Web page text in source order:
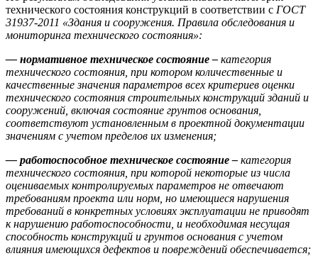
технического состояния конструкций в соответствии с ГОСТ
31937-2011 «Здания и сооружения. Правила обследования и
мониторинга технического состояния»:
— нормативное техническое состояние – категория
технического состояния, при котором количественные и
качественные значения параметров всех критериев оценки
технического состояния строительных конструкций зданий и
сооружений, включая состояние грунтов основания,
соответствуют установленным в проектной документации
значениям с учетом пределов их изменения;
— работоспособное техническое состояние – категория
технического состояния, при которой некоторые из числа
оцениваемых контролируемых параметров не отвечают
требованиям проекта или норм, но имеющиеся нарушения
требований в конкретных условиях эксплуатации не приводят
к нарушению работоспособности, и необходимая несущая
способность конструкций и грунтов основания с учетом
влияния имеющихся дефектов и повреждений обеспечивается;